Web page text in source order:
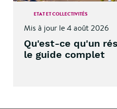
ETAT ET COLLECTIVITÉS
Mis à jour le 4 août 2026
Qu'est-ce qu'un
le guide complet